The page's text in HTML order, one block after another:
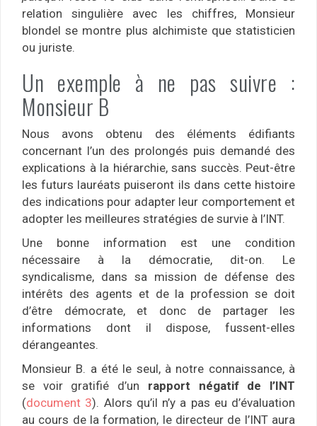
relation singulière avec les chiffres, Monsieur
blondel se montre plus alchimiste que statisticien
ou juriste.
Un exemple à ne pas suivre :
Monsieur B
Nous avons obtenu des éléments édifiants
concernant l’un des prolongés puis demandé des
explications à la hiérarchie, sans succès. Peut-être
les futurs lauréats puiseront ils dans cette histoire
des indications pour adapter leur comportement et
adopter les meilleures stratégies de survie à l’INT.
Une bonne information est une condition
nécessaire à la démocratie, dit-on. Le
syndicalisme, dans sa mission de défense des
intérêts des agents et de la profession se doit
d’être démocrate, et donc de partager les
informations dont il dispose, fussent-elles
dérangeantes.
Monsieur B. a été le seul, à notre connaissance, à
se voir gratifié d’un rapport négatif de l’INT
(document 3). Alors qu’il n’y a pas eu d’évaluation
au cours de la formation, le directeur de l’INT aura